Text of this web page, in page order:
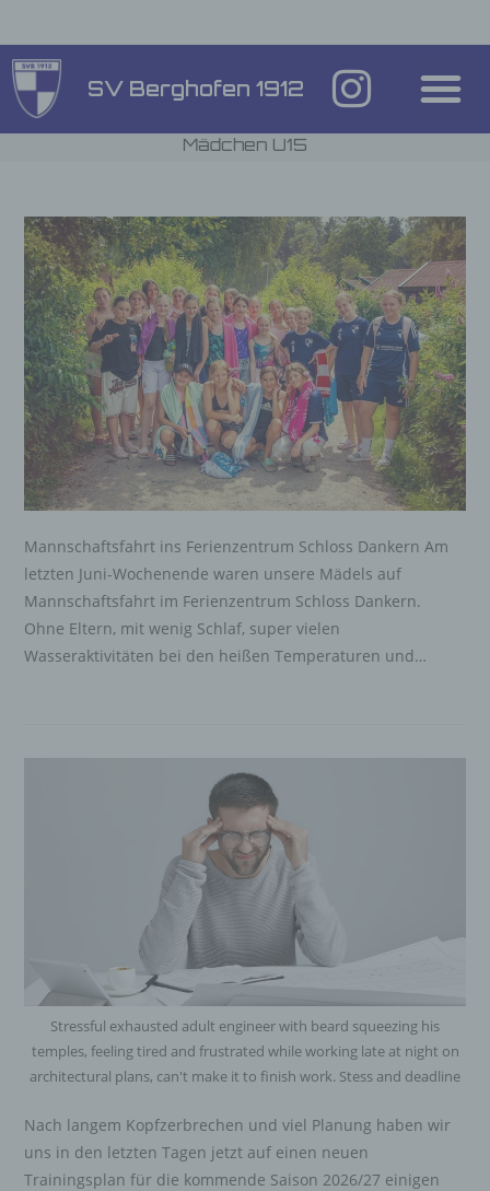
SV Berghofen 1912
Mädchen U15
Mannschaftsfahrt ins Ferienzentrum Schloss Dankern Am
letzten Juni-Wochenende waren unsere Mädels auf
Mannschaftsfahrt im Ferienzentrum Schloss Dankern.
Ohne Eltern, mit wenig Schlaf, super vielen
Wasseraktivitäten bei den heißen Temperaturen und…
Stressful exhausted adult engineer with beard squeezing his
temples, feeling tired and frustrated while working late at night on
architectural plans, can't make it to finish work. Stess and deadline
Nach langem Kopfzerbrechen und viel Planung haben wir
uns in den letzten Tagen jetzt auf einen neuen
Trainingsplan für die kommende Saison 2026/27 einigen